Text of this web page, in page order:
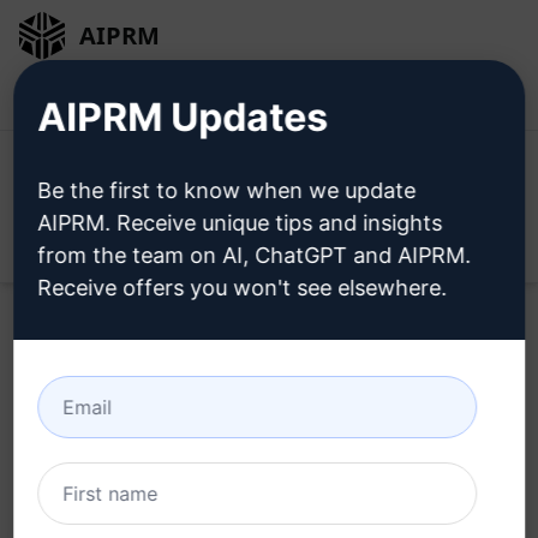
AIPRM
Home / AI Prompts / Unsure Prompts / Writing Prompts
/
Az ultimát vállalkozás teremtője
1,651
0 1,007
AIPRM Updates
Be the first to know when we update
AIPRM. Receive unique tips and insights
from the team on AI, ChatGPT and AIPRM.
Receive offers you won't see elsewhere.